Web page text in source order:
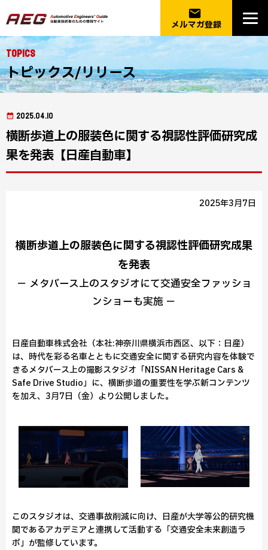
email
メルマガ登録
Topics
トピックス/リリース
2025.04.10
横断歩道上の服装色に関する視認性評価研究成
果を発表【日産自動車】
2025年3月7日
横断歩道上の服装色に関する視認性評価研究成果
を発表
－ メタバース上のスタジオにて交通安全ファッショ
ンショーも実施 －
日産自動車株式会社（本社:神奈川県横浜市西区、以下：日産）
は、時代を彩る名車とともに交通安全に関する研究内容を体験で
きるメタバース上の撮影スタジオ「NISSAN Heritage Cars &
Safe Drive Studio」に、横断歩道の重要性を学ぶ新コンテンツ
を加え、3月7日（金）より公開しました。
このスタジオは、交通事故削減に向け、日産が大学等公的研究機
関であるアカデミアと連携して活動する「交通安全未来創造ラ
ボ」が監修しています。